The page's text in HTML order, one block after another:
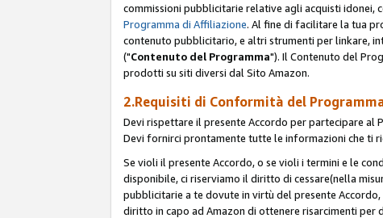
commissioni pubblicitarie relative agli acquisti
Programma di Affiliazione. Al fine di facilitare la tua
contenuto pubblicitario, e altri strumenti per linkare,
("Contenuto del Programma"). Il Contenuto del
prodotti su siti diversi dal Sito Amazon.
2.Requisiti di Conformità del
Devi rispettare il presente Accordo per partecipare al
Devi fornirci prontamente tutte le informazioni che ti
Se violi il presente Accordo, o se violi i termini e le
disponibile, ci riserviamo il diritto di cessare(nella
pubblicitarie a te dovute in virtù del presente
diritto in capo ad Amazon di ottenere risarcimenti per